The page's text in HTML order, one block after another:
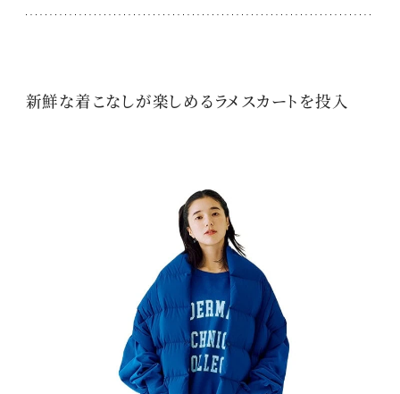
新鮮な着こなしが楽しめるラメスカートを投入